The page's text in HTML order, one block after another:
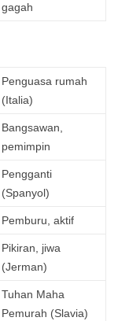
gagah
Penguasa rumah
(Italia)
Bangsawan,
pemimpin
Pengganti
(Spanyol)
Pemburu, aktif
Pikiran, jiwa
(Jerman)
Tuhan Maha
Pemurah (Slavia)